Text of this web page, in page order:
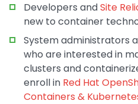
Developers andSite
new to container
System administrators
who are interested in
clusters and
enroll in Red Hat
Containers &